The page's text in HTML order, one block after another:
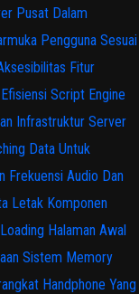
Pusat Dalam
Pengguna Sesuai
Fitur
Script Engine
Infrastruktur Server
Data Untuk
Frekuensi Audio Dan
Letak Komponen
Halaman Awal
Sistem Memory
Handphone Yang